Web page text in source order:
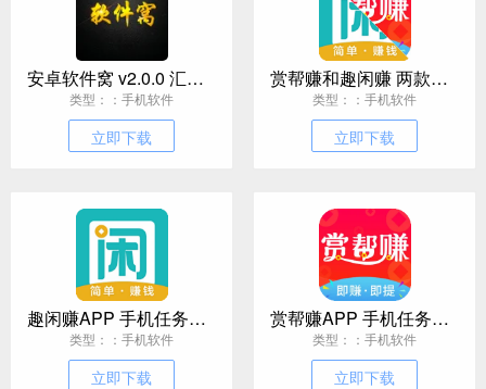
安卓软件窝 v2.0.0 汇集超多功能
类型：：手机软件
立即下载
赏帮赚和趣闲赚 两款手机任务赚钱软件
类型：：手机软件
立即下载
趣闲赚APP 手机任务赚钱软件
类型：：手机软件
立即下载
赏帮赚APP 手机任务赚佣金软件
类型：：手机软件
立即下载